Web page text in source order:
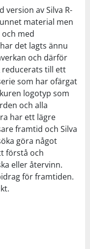
version av Silva R-
material men
med
det lagts ännu
och därför
reducerats till ett
som har ofärgat
logotyp som
och alla
har ett lägre
framtid och Silva
göra något
förstå och
eller återvinn.
för framtiden.